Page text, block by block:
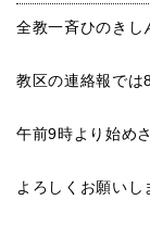
全教一斉ひのきし
教区の連絡報では
午前9時より始め
よろしくお願いし